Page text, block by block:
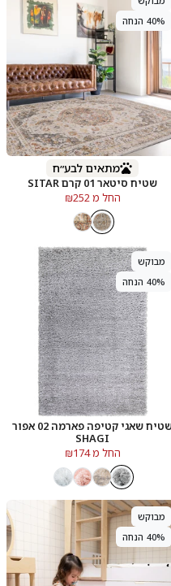
40% הנחה
מתאים לבע״ח
שטיח סיטאר 01 קרם SITAR
החל מ ₪252
מבוקש
40% הנחה
שטיח שאגי קטיפה פארמה 02 אפור
SHAGI
החל מ ₪174
מבוקש
40% הנחה